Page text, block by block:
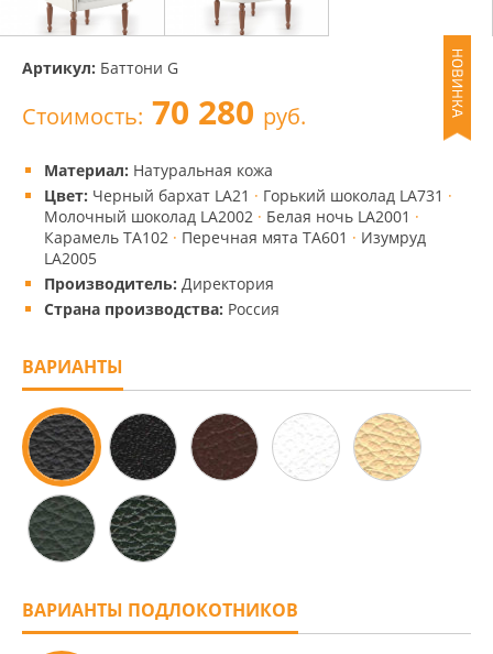
Артикул: Баттони G
Стоимость: 70 280 руб.
Материал: Натуральная кожа
Цвет: Черный бархат LA21 · Горький шоколад LA731 ·
Молочный шоколад LA2002 · Белая ночь LА2001 ·
Карамель ТА102 · Перечная мята ТА601 · Изумруд
LA2005
Производитель: Директория
Страна производства: Россия
ВАРИАНТЫ
ВАРИАНТЫ ПОДЛОКОТНИКОВ